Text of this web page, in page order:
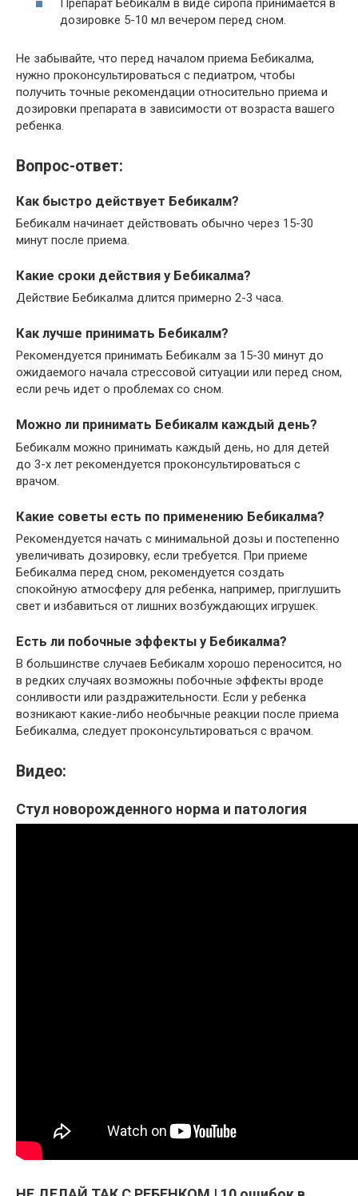
Препарат Бебикалм в виде сиропа принимается в
дозировке 5-10 мл вечером перед сном.
Не забывайте, что перед началом приема Бебикалма,
нужно проконсультироваться с педиатром, чтобы
получить точные рекомендации относительно приема и
дозировки препарата в зависимости от возраста вашего
ребенка.
Вопрос-ответ:
Как быстро действует Бебикалм?
Бебикалм начинает действовать обычно через 15-30
минут после приема.
Какие сроки действия у Бебикалма?
Действие Бебикалма длится примерно 2-3 часа.
Как лучше принимать Бебикалм?
Рекомендуется принимать Бебикалм за 15-30 минут до
ожидаемого начала стрессовой ситуации или перед сном,
если речь идет о проблемах со сном.
Можно ли принимать Бебикалм каждый день?
Бебикалм можно принимать каждый день, но для детей
до 3-х лет рекомендуется проконсультироваться с
врачом.
Какие советы есть по применению Бебикалма?
Рекомендуется начать с минимальной дозы и постепенно
увеличивать дозировку, если требуется. При приеме
Бебикалма перед сном, рекомендуется создать
спокойную атмосферу для ребенка, например, приглушить
свет и избавиться от лишних возбуждающих игрушек.
Есть ли побочные эффекты у Бебикалма?
В большинстве случаев Бебикалм хорошо переносится, но
в редких случаях возможны побочные эффекты вроде
сонливости или раздражительности. Если у ребенка
возникают какие-либо необычные реакции после приема
Бебикалма, следует проконсультироваться с врачом.
Видео:
Стул новорожденного норма и патология